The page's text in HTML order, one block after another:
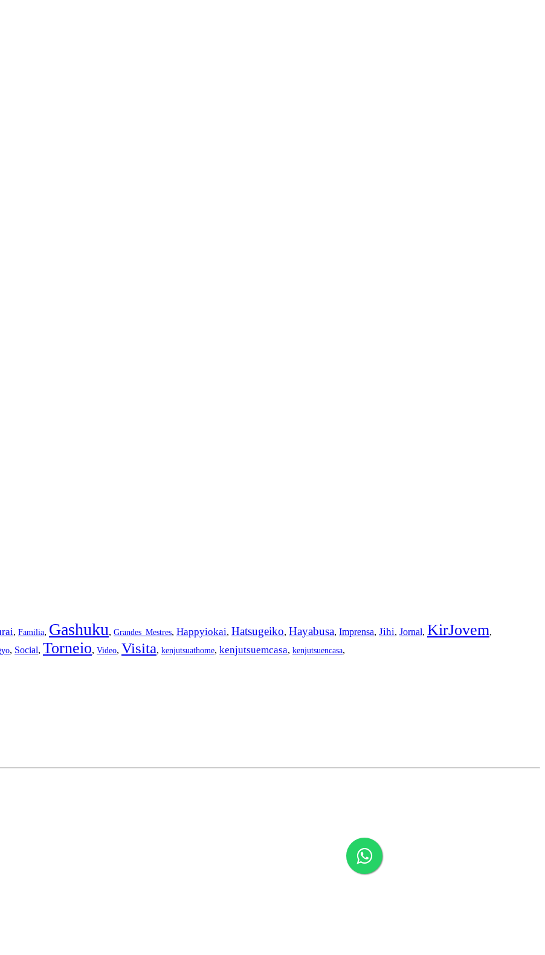
, Familia, Gashuku, Grandes_Mestres, Happyiokai, Hatsugeiko, Hayabusa, Imprensa, Jihi, Jornal, KirJovem,
, Social, Torneio, Video, Visita, kenjutsuathome, kenjutsuemcasa, kenjutsuencasa,